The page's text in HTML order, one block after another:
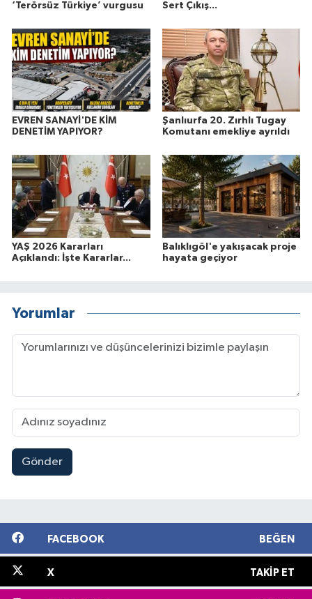
‘Terörsüz Türkiye’ vurgusu Sert Çıkış...
EVREN SANAYİ'DE KİM
DENETİM YAPIYOR?
Şanlıurfa 20. Zırhlı Tugay
Komutanı emekliye ayrıldı
YAŞ 2026 Kararları
Açıklandı: İşte Kararlar...
Balıklıgöl'e yakışacak proje
hayata geçiyor
Yorumlar
Gönder
FACEBOOK BEĞEN
X TAKIP ET